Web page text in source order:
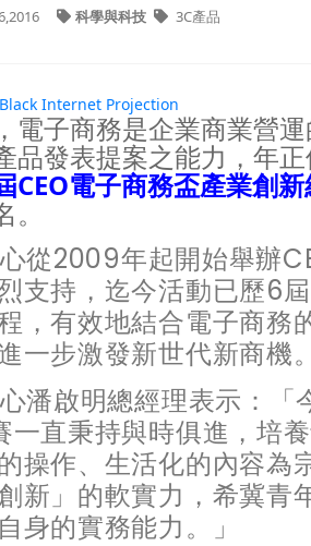
科學與科技 3C產品
電子商務是企業商業營
品發表提案之能力，年
CEO電子商務盃產業創
從2009年起開始舉辦
支持，迄今活動已歷6
，有效地結合電子商務
一步激發新世代新商機。
潘啟明總經理表示：
一直秉持與時俱進，培
操作、生活化的內容為
新」的軟實力，希冀青
身的實務能力。」